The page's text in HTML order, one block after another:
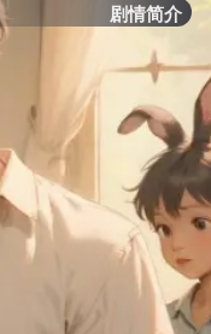
剧情简介